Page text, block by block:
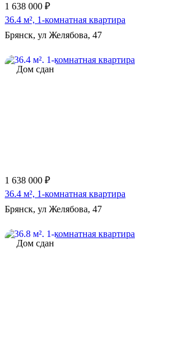
1 638 000 ₽
36.4 м², 1-комнатная квартира
Брянск, ул Желябова, 47
Дом сдан
1 638 000 ₽
36.4 м², 1-комнатная квартира
Брянск, ул Желябова, 47
Дом сдан